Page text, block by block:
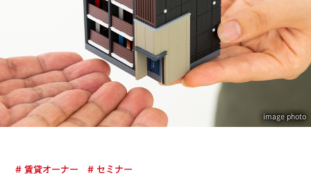
image photo
# 賃貸オーナー # セミナー